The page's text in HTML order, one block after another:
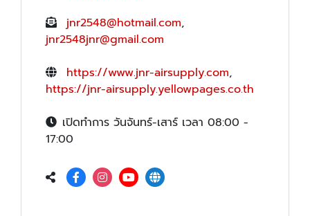
jnr2548@hotmail.com,
jnr2548jnr@gmail.com
https://www.jnr-airsupply.com,
https://jnr-airsupply.yellowpages.co.th
เปิดทำการ วันจันทร์-เสาร์ เวลา 08:00 -
17:00